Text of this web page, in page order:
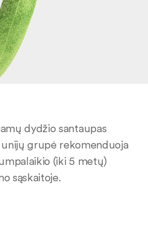
dydžio santaupas
grupė rekomenduoja
(iki 5 metų)
sąskaitoje.